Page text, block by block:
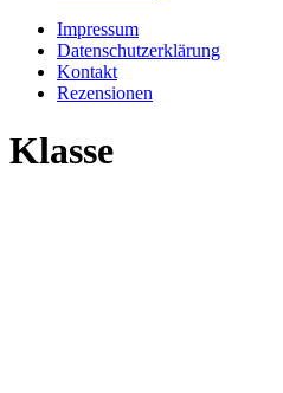
Impressum
Datenschutzerklärung
Kontakt
Rezensionen
Klasse